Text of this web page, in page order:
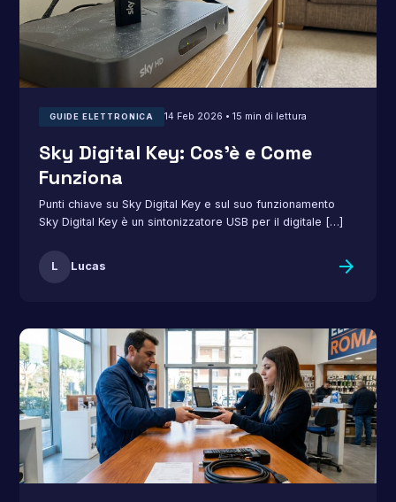
GUIDE ELETTRONICA 14 Feb 2026 • 15 min di lettura
Sky Digital Key: Cos’è e Come
Funziona
Punti chiave su Sky Digital Key e sul suo funzionamento
Sky Digital Key è un sintonizzatore USB per il digitale […]
L Lucas arrow_forward